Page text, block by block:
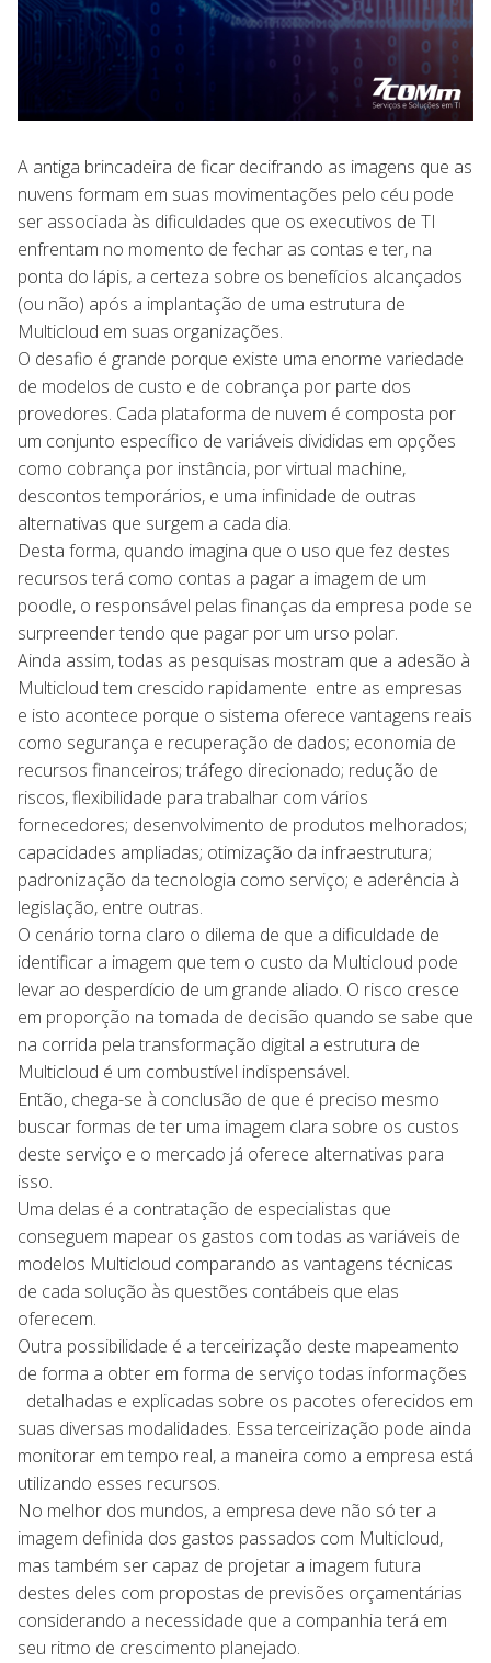
A antiga brincadeira de ficar decifrando as imagens que as
nuvens formam em suas movimentações pelo céu pode
ser associada às dificuldades que os executivos de TI
enfrentam no momento de fechar as contas e ter, na
ponta do lápis, a certeza sobre os benefícios alcançados
(ou não) após a implantação de uma estrutura de
Multicloud em suas organizações.
O desafio é grande porque existe uma enorme variedade
de modelos de custo e de cobrança por parte dos
provedores. Cada plataforma de nuvem é composta por
um conjunto específico de variáveis divididas em opções
como cobrança por instância, por virtual machine,
descontos temporários, e uma infinidade de outras
alternativas que surgem a cada dia.
Desta forma, quando imagina que o uso que fez destes
recursos terá como contas a pagar a imagem de um
poodle, o responsável pelas finanças da empresa pode se
surpreender tendo que pagar por um urso polar.
Ainda assim, todas as pesquisas mostram que a adesão à
Multicloud tem crescido rapidamente entre as empresas
e isto acontece porque o sistema oferece vantagens reais
como segurança e recuperação de dados; economia de
recursos financeiros; tráfego direcionado; redução de
riscos, flexibilidade para trabalhar com vários
fornecedores; desenvolvimento de produtos melhorados;
capacidades ampliadas; otimização da infraestrutura;
padronização da tecnologia como serviço; e aderência à
legislação, entre outras.
O cenário torna claro o dilema de que a dificuldade de
identificar a imagem que tem o custo da Multicloud pode
levar ao desperdício de um grande aliado. O risco cresce
em proporção na tomada de decisão quando se sabe que
na corrida pela transformação digital a estrutura de
Multicloud é um combustível indispensável.
Então, chega-se à conclusão de que é preciso mesmo
buscar formas de ter uma imagem clara sobre os custos
deste serviço e o mercado já oferece alternativas para
isso.
Uma delas é a contratação de especialistas que
conseguem mapear os gastos com todas as variáveis de
modelos Multicloud comparando as vantagens técnicas
de cada solução às questões contábeis que elas
oferecem.
Outra possibilidade é a terceirização deste mapeamento
de forma a obter em forma de serviço todas informações
detalhadas e explicadas sobre os pacotes oferecidos em
suas diversas modalidades. Essa terceirização pode ainda
monitorar em tempo real, a maneira como a empresa está
utilizando esses recursos.
No melhor dos mundos, a empresa deve não só ter a
imagem definida dos gastos passados com Multicloud,
mas também ser capaz de projetar a imagem futura
destes deles com propostas de previsões orçamentárias
considerando a necessidade que a companhia terá em
seu ritmo de crescimento planejado.